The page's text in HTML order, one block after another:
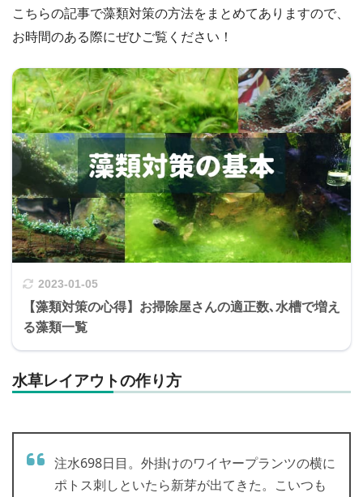
こちらの記事で藻類対策の方法をまとめてありますので、
お時間のある際にぜひご覧ください！
2023-01-05
【藻類対策の心得】お掃除屋さんの適正数､水槽で増え
る藻類一覧
水草レイアウトの作り方
注水698日目。外掛けのワイヤープランツの横に
ポトス刺しといたら新芽が出てきた。こいつも